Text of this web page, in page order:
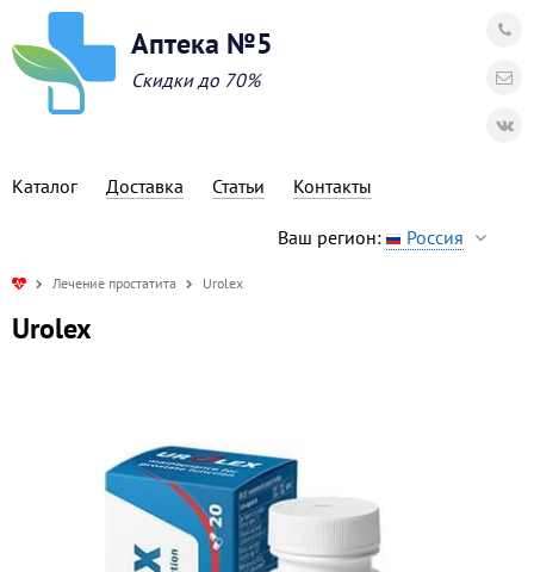
Аптека №5
Скидки до 70%
Каталог Доставка Статьи Контакты
Ваш регион: Россия
Лечение простатита Urolex
Urolex